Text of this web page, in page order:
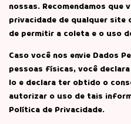
nossas. Recomendamos que
privacidade de qualquer site
de permitir a coleta e o uso
Caso você nos envie Dados
pessoas físicas, você
lo e declara ter obtido o
autorizar o uso de tais
Política de Privacidade.